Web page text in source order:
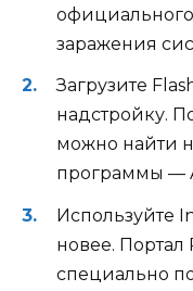
официального
заражения
Загрузите
надстройку.
можно найти
программы —
Используйте
новее.
специально